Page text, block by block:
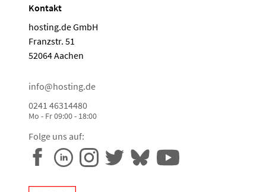
Kontakt
hosting.de GmbH
Franzstr. 51
52064 Aachen
info@hosting.de
0241 46314480
Mo - Fr 09:00 - 18:00
Folge uns auf: